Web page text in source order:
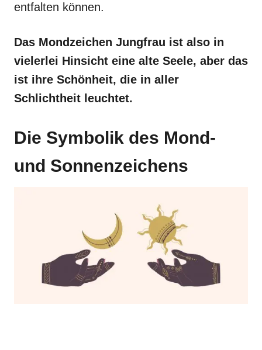
entfalten können.
Das Mondzeichen Jungfrau ist also in
vielerlei Hinsicht eine alte Seele, aber das
ist ihre Schönheit, die in aller
Schlichtheit leuchtet.
Die Symbolik des Mond-
und Sonnenzeichens